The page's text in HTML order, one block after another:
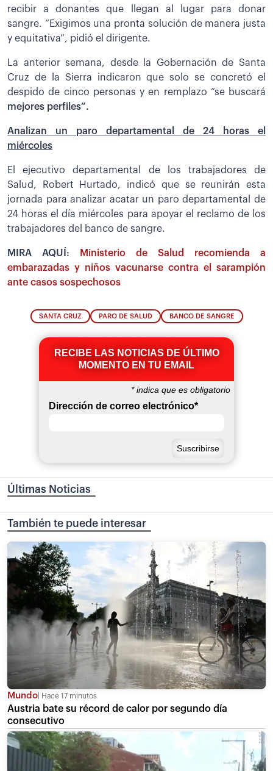
recibir a donantes que llegan al lugar para donar
sangre. “Exigimos una pronta solución de manera justa
y equitativa”, pidió el dirigente.
La anterior semana, desde la Gobernación de Santa
Cruz de la Sierra indicaron que solo se concretó el
despido de cinco personas y en remplazo “se buscará
mejores perfiles”.
Analizan un paro departamental de 24 horas el
miércoles
El ejecutivo departamental de los trabajadores de
Salud, Robert Hurtado, indicó que se reunirán esta
jornada para analizar acatar un paro departamental de
24 horas el día miércoles para apoyar el reclamo de los
trabajadores del banco de sangre.
MIRA AQUÍ: Ministerio de Salud recomienda a
embarazadas y niños vacunarse contra el sarampión
ante casos sospechosos
SANTA CRUZ PARO DE SALUD BANCO DE SANGRE
RECIBE LAS NOTICIAS DE ÚLTIMO
MOMENTO EN TU EMAIL
*indica que es obligatorio
Dirección de correo electrónico*
Últimas Noticias
También te puede interesar
Mundo Hace 17 minutos
Austria bate su récord de calor por segundo día
consecutivo